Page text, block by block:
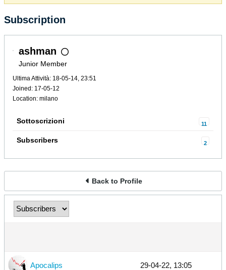
Subscription
ashman
Junior Member
Ultima Attività: 18-05-14, 23:51
Joined: 17-05-12
Location: milano
Sottoscrizioni 11
Subscribers 2
Back to Profile
Apocalips 29-04-22, 13:05